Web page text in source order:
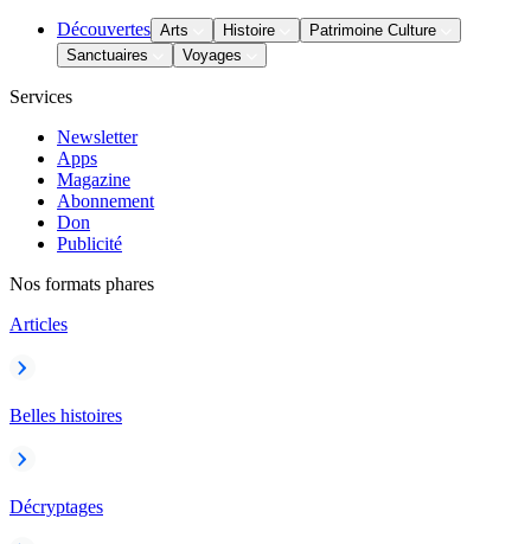
Découvertes Arts Histoire
Patrimoine Culture
Sanctuaires
Voyages
Services
Newsletter
Apps
Magazine
Abonnement
Don
Publicité
Nos formats phares
Articles
Belles histoires
Décryptages